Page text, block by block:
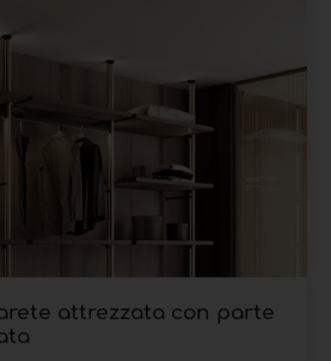
attrezzata con parte